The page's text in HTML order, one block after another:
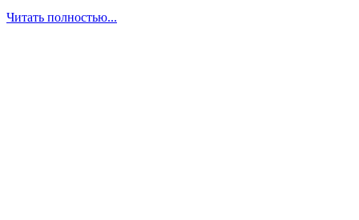
Читать полностью...